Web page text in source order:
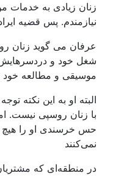
زنان زیادی به خدمات
نیازمندم. پس قضیه
عرفان می گوید زنان
شغل خود و دردسرهایش
موسیقی و مطالعه
البته او به این نکته
با زنان روسپی نیست.
حس خرسندی او را هیچ
نمی‌کنند
در منطقه‌ای که